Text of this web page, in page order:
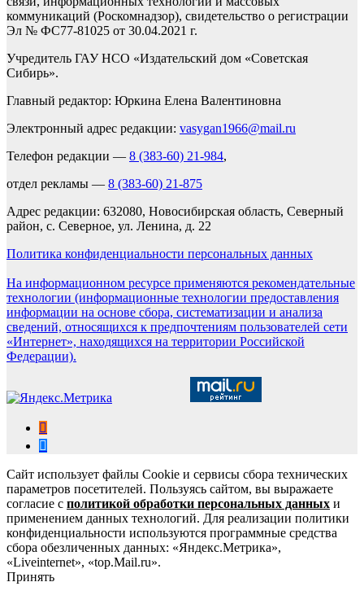
коммуникаций (Роскомнадзор), свидетельство о регистрации
Эл № ФС77-81025 от 30.04.2021 г.
Учредитель ГАУ НСО «Издательский дом «Советская
Сибирь».
Главный редактор: Юркина Елена Валентиновна
Электронный адрес редакции: vasygan1966@mail.ru
Телефон редакции — 8 (383-60) 21-984,
отдел рекламы — 8 (383-60) 21-875
Адрес редакции: 632080, Новосибирская область, Северный
район, с. Северное, ул. Ленина, д. 22
Политика конфиденциальности персональных данных
На информационном ресурсе применяются рекомендательные
технологии (информационные технологии предоставления
информации на основе сбора, систематизации и анализа
сведений, относящихся к предпочтениям пользователей сети
«Интернет», находящихся на территории Российской
Федерации).
Сайт использует файлы Cookie и сервисы сбора технических
параметров посетителей. Пользуясь сайтом, вы выражаете
согласие с политикой обработки персональных данных и
применением данных технологий. Для реализации политики
конфиденциальности используются программные средства
сбора обезличенных данных: «Яндекс.Метрика»,
«Liveinternet», «top.Mail.ru».
Принять